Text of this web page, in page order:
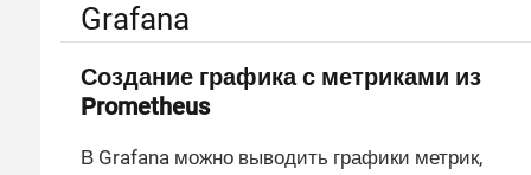
Grafana
Создание графика с метриками из
Prometheus
В Grafana можно выводить графики метрик,